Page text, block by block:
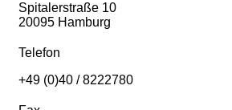
Spitalerstraße 10
20095 Hamburg
Telefon
+49 (0)40 / 8222780